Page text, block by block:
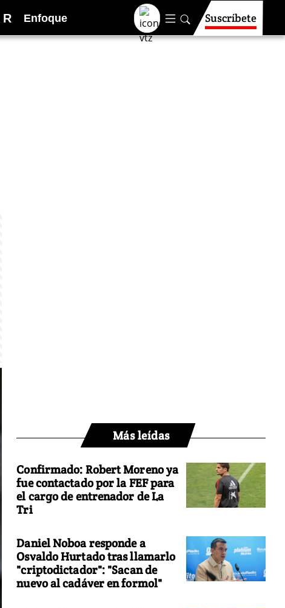
R Enfoque Suscríbete
Más leídas
Confirmado: Robert Moreno ya
fue contactado por la FEF para
el cargo de entrenador de La
Tri
Daniel Noboa responde a
Osvaldo Hurtado tras llamarlo
"criptodictador": "Sacan de
nuevo al cadáver en formol"